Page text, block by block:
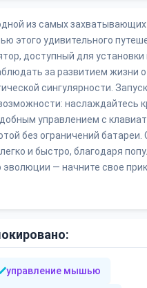
из самых захватывающих
этого удивительного
доступный для установки
за развитием жизни
сингулярности.
наслаждайтесь
управлением с
без ограничений батареи.
и быстро, благодаря
эволюции — начните свое
управление мышью